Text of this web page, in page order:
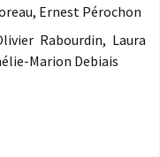
Ernest Pérochon
Rabourdin, Laura
Marion Debiais